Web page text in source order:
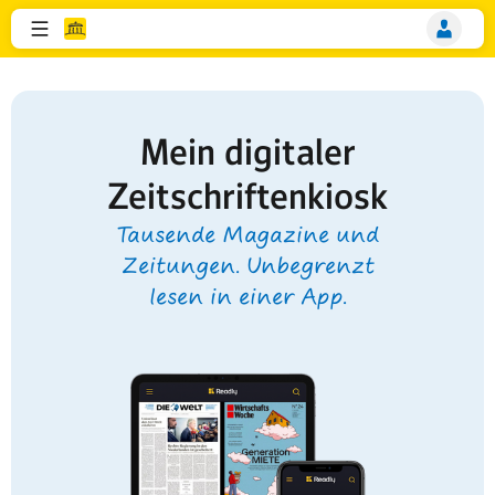
Mein digitaler
Zeitschriftenkiosk
Tausende Magazine und
Zeitungen. Unbegrenzt
lesen in einer App.